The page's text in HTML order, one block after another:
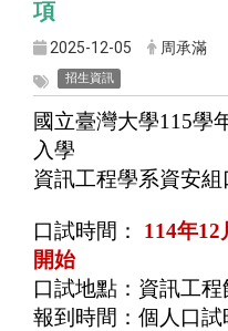
項
2025-12-05 周承滿
招生資訊
國立臺灣大學115學
入學
資訊工程學系資安
口試時間： 114年12
開始
口試地點：資訊工
報到時間：個人口